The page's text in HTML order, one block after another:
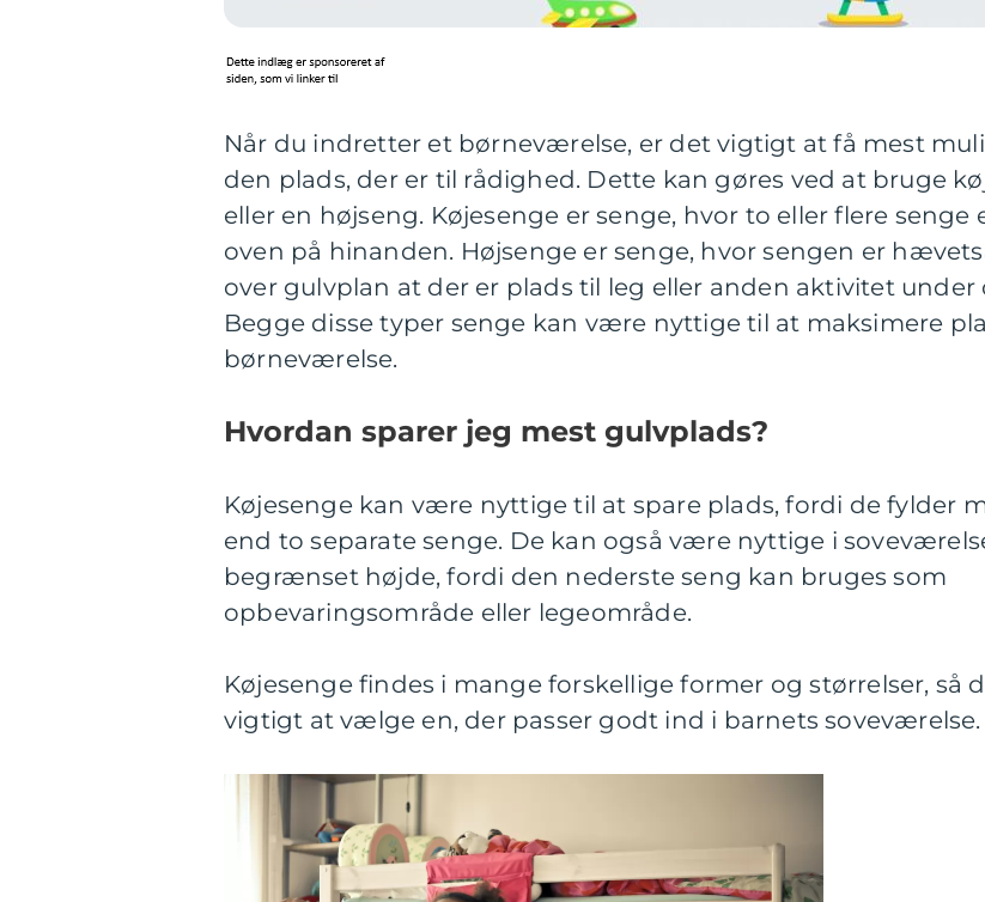
Når du indretter et børneværelse, er det vigtigt at få mest
den plads, der er til rådighed. Dette kan gøres ved at bruge
eller en højseng. Køjesenge er senge, hvor to eller flere senge
oven på hinanden. Højsenge er senge, hvor sengen er
over gulvplan at der er plads til leg eller anden aktivitet under
Begge disse typer senge kan være nyttige til at maksimere
børneværelse.
Hvordan sparer jeg mest gulvplads?
Køjesenge kan være nyttige til at spare plads, fordi de fylder
end to separate senge. De kan også være nyttige i
begrænset højde, fordi den nederste seng kan bruges som
opbevaringsområde eller legeområde.
Køjesenge findes i mange forskellige former og størrelser, så
vigtigt at vælge en, der passer godt ind i barnets soveværelse.